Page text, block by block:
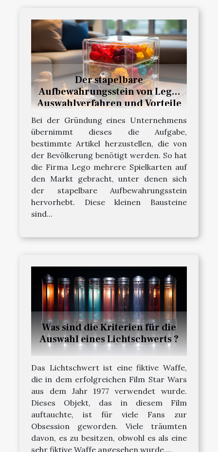
Der stapelbare
Aufbewahrungsstein von Lego:
Auswahlverfahren und Vorteile
Bei der Gründung eines Unternehmens
übernimmt dieses die Aufgabe,
bestimmte Artikel herzustellen, die von
der Bevölkerung benötigt werden. So hat
die Firma Lego mehrere Spielkarten auf
den Markt gebracht, unter denen sich
der stapelbare Aufbewahrungsstein
hervorhebt. Diese kleinen Bausteine
sind...
Was sind die Kriterien für die
Auswahl eines Lichtschwerts ?
Das Lichtschwert ist eine fiktive Waffe,
die in dem erfolgreichen Film Star Wars
aus dem Jahr 1977 verwendet wurde.
Dieses Objekt, das in diesem Film
auftauchte, ist für viele Fans zur
Obsession geworden. Viele träumten
davon, es zu besitzen, obwohl es als eine
sehr fiktive Waffe angesehen wurde,...